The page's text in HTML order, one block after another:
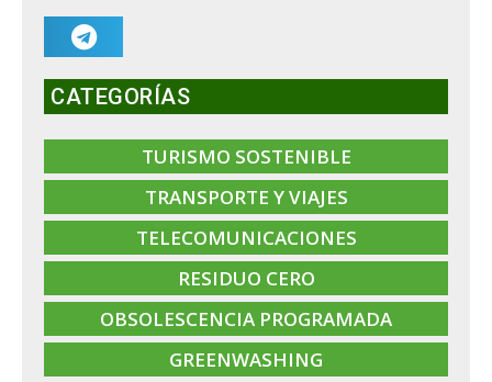
CATEGORÍAS
TURISMO SOSTENIBLE
TRANSPORTE Y VIAJES
TELECOMUNICACIONES
RESIDUO CERO
OBSOLESCENCIA PROGRAMADA
GREENWASHING